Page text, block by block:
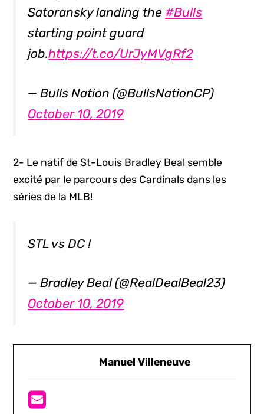
Satoransky landing the #Bulls
starting point guard
job.https://t.co/UrJyMVgRf2
— Bulls Nation (@BullsNationCP)
October 10, 2019
2- Le natif de St-Louis Bradley Beal semble
excité par le parcours des Cardinals dans les
séries de la MLB!
STL vs DC !
— Bradley Beal (@RealDealBeal23)
October 10, 2019
Manuel Villeneuve